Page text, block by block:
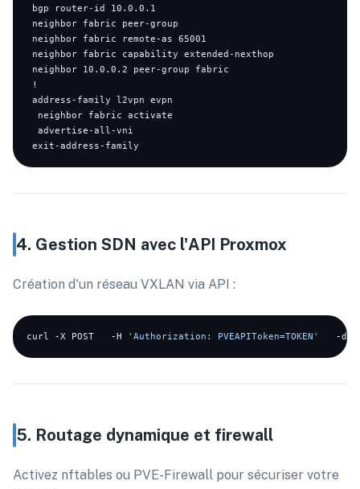
bgp router-id 10.0.0.1
neighbor fabric peer-group
neighbor fabric remote-as 65001
neighbor fabric capability extended-nexthop
neighbor 10.0.0.2 peer-group fabric
!
address-family l2vpn evpn
  neighbor fabric activate
  advertise-all-vni
4. Gestion SDN avec l'API Proxmox
Création d'un réseau VXLAN via API :
curl -X POST   -H 'Authorization: PVEAPIToken=TOKEN'
   -d
5. Routage dynamique et firewall
Activez nftables ou PVE-Firewall pour sécuriser votre